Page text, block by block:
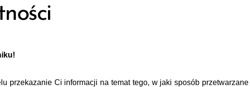
przekazanie Ci informacji na temat tego, w jaki sposób przetwarzane